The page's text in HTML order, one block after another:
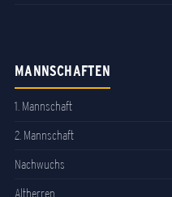
MANNSCHAFTEN
1. Mannschaft
2. Mannschaft
Nachwuchs
Altherren